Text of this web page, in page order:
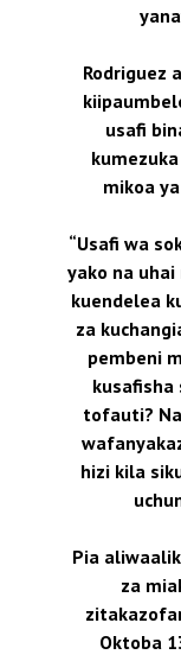
Rodriguez
usafi
mikoa
“Usafi wa
yako na
kuendelea
za
pembeni
kusafisha
tofauti?
hizi kila
Pia
za
Oktoba